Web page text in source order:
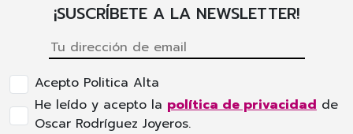
¡SUSCRÍBETE A LA NEWSLETTER!
Acepto Politica Alta
He leído y acepto la política de privacidad de
Oscar Rodríguez Joyeros.